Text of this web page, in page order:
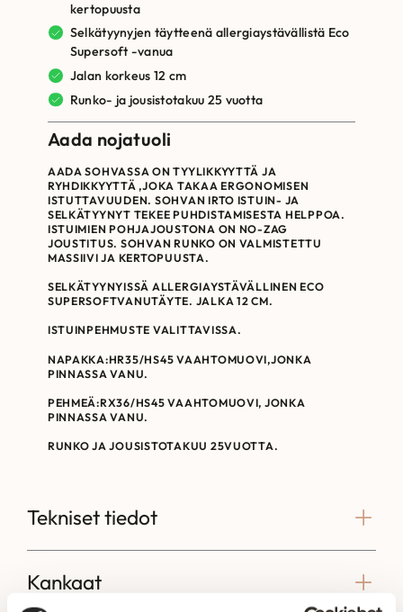
kertopuusta
Selkätyynyjen täytteenä allergiaystävällistä Eco
Supersoft -vanua
Jalan korkeus 12 cm
Runko- ja jousistotakuu 25 vuotta
Aada nojatuoli
AADA SOHVASSA ON TYYLIKKYYTTÄ JA
RYHDIKKYYTTÄ ,JOKA TAKAA ERGONOMISEN
ISTUTTAVUUDEN. SOHVAN IRTO ISTUIN- JA
SELKÄTYYNYT TEKEE PUHDISTAMISESTA HELPPOA.
ISTUIMIEN POHJAJOUSTONA ON NO-ZAG
JOUSTITUS. SOHVAN RUNKO ON VALMISTETTU
MASSIIVI JA KERTOPUUSTA.
SELKÄTYYNYISSÄ ALLERGIAYSTÄVÄLLINEN ECO
SUPERSOFTVANUTÄYTE. JALKA 12 CM.
ISTUINPEHMUSTE VALITTAVISSA.
NAPAKKA:HR35/HS45 VAAHTOMUOVI,JONKA
PINNASSA VANU.
PEHMEÄ:RX36/HS45 VAAHTOMUOVI, JONKA
PINNASSA VANU.
RUNKO JA JOUSISTOTAKUU 25VUOTTA.
Tekniset tiedot
Kankaat